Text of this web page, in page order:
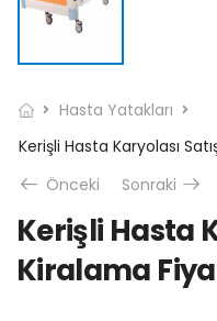
Hasta Yatakları
Kerişli Hasta Karyolası
Önceki
Sonraki
Kerişli Hasta
Kiralama